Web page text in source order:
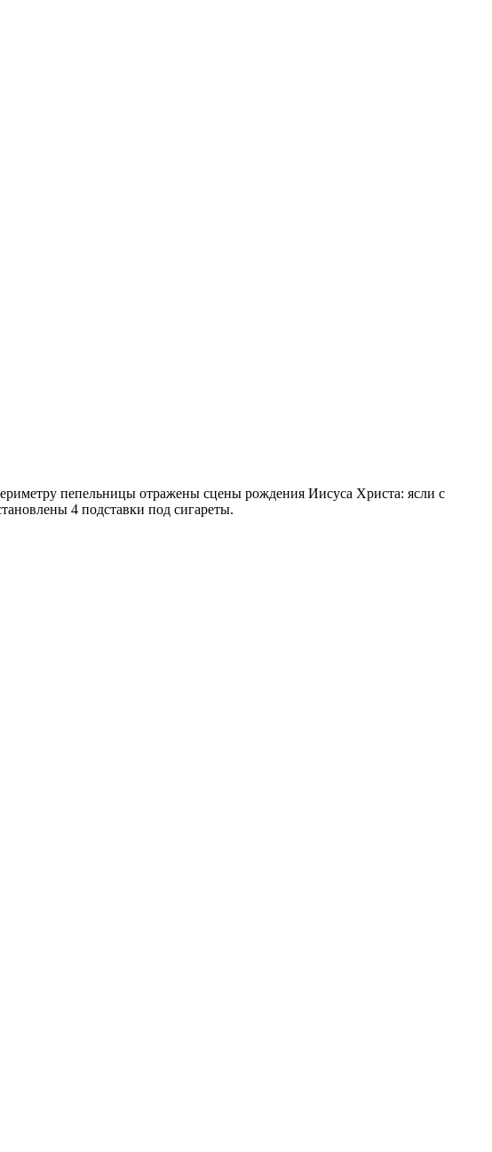
пепельницы отражены сцены рождения Иисуса Христа: ясли с
4 подставки под сигареты.